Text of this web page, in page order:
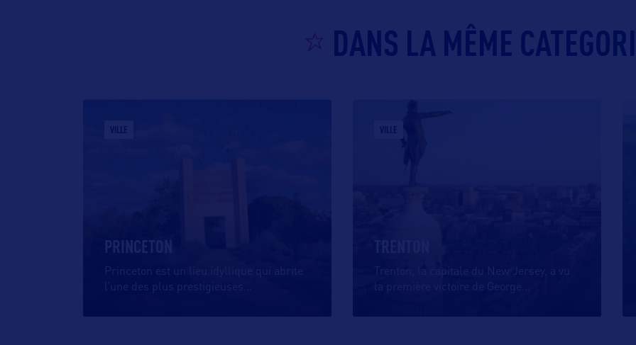
DANS LA MÊME
VILLE
PRINCETON
Princeton est un lieu idyllique qui abrite
l’une des plus prestigieuses
VILLE
TRENTON
Trenton, la capitale du New Jersey, a vu